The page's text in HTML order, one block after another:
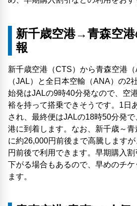
新千歳空港→青森空
報
新千歳空港（CTS）から青森空港
（JAL）と全日本空輸（ANA）の2
始発はJALの9時40分発なので、空
裕を持って搭乗できそうです。1日
され、最終便はJALの18時50分発
港に到着します。なお、新千歳～
に約26,000円前後まで高騰します
円前後で利用できます。早期購入
下がる場合もあるので、早めのチ
ます。